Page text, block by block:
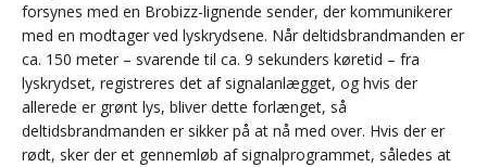
forsynes med en Brobizz-lignende sender, der kommunikerer
med en modtager ved lyskrydsene. Når deltidsbrandmanden er
ca. 150 meter – svarende til ca. 9 sekunders køretid – fra
lyskrydset, registreres det af signalanlægget, og hvis der
allerede er grønt lys, bliver dette forlænget, så
deltidsbrandmanden er sikker på at nå med over. Hvis der er
rødt, sker der et gennemløb af signalprogrammet, således at